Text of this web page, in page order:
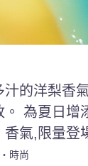
汁的洋梨香
。 為夏日增
氣,限量登
時尚